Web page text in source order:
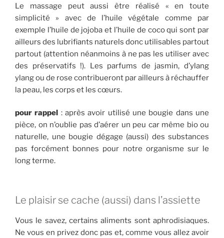
Le massage peut aussi être réalisé « en toute
simplicité » avec de l’huile végétale comme par
exemple l’huile de jojoba et l’huile de coco qui sont par
ailleurs des lubrifiants naturels donc utilisables partout
partout (attention néanmoins à ne pas les utiliser avec
des préservatifs !). Les parfums de jasmin, d’ylang
ylang ou de rose contribueront par ailleurs à réchauffer
la peau, les corps et les cœurs.
pour rappel : après avoir utilisé une bougie dans une
pièce, on n’oublie pas d’aérer un peu car même bio ou
naturelle, une bougie dégage (aussi) des substances
pas forcément bonnes pour notre organisme sur le
long terme.
Le plaisir se cache (aussi) dans l’assiette
Vous le savez, certains aliments sont aphrodisiaques.
Ne vous en privez donc pas et, comme vous allez avoir